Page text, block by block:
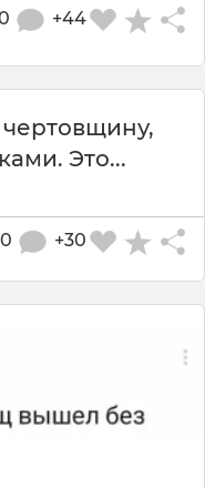
+44
чертовщину,
Это...
+30
0